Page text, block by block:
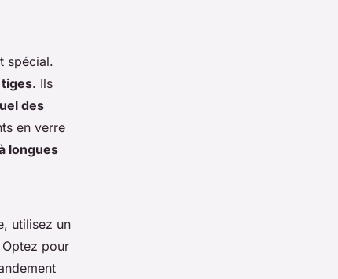
spécial.
. Ils
des
en verre
longues
utilisez un
pour